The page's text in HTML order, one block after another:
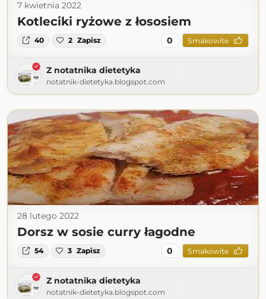
7 kwietnia 2022
Kotleciki ryżowe z łososiem
40 2 Zapisz 0 Smakowite
Z notatnika dietetyka
notatnik-dietetyka.blogspot.com
28 lutego 2022
Dorsz w sosie curry łagodne
54 3 Zapisz 0 Smakowite
Z notatnika dietetyka
notatnik-dietetyka.blogspot.com